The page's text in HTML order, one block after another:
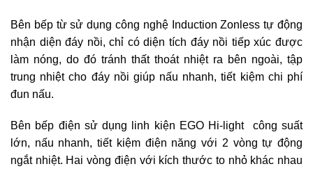
Bên bếp từ sử dụng công nghệ Induction Zonless tự động
nhận diện đáy nồi, chỉ có diện tích đáy nồi tiếp xúc được
làm nóng, do đó tránh thất thoát nhiệt ra bên ngoài, tập
trung nhiệt cho đáy nồi giúp nấu nhanh, tiết kiệm chi phí
đun nấu.
Bên bếp điện sử dụng linh kiện EGO Hi-light công suất
lớn, nấu nhanh, tiết kiệm điện năng với 2 vòng tự động
ngắt nhiệt. Hai vòng điện với kích thước to nhỏ khác nhau